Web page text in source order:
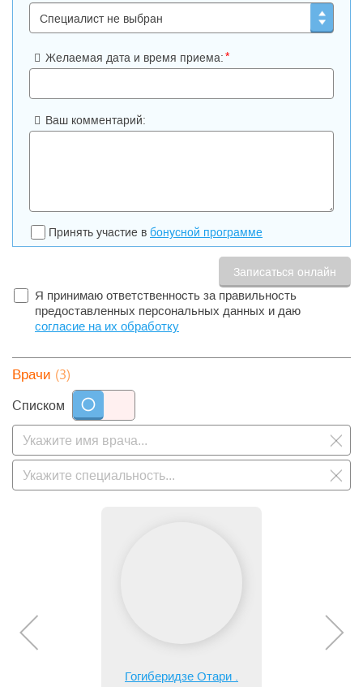
Желаемая дата и время приема:*
Ваш комментарий:
Принять участие в бонусной программе
Я принимаю ответственность за правильность
предоставленных персональных данных и даю
согласие на их обработку
Врачи (3)
Списком
Гогиберидзе Отари .